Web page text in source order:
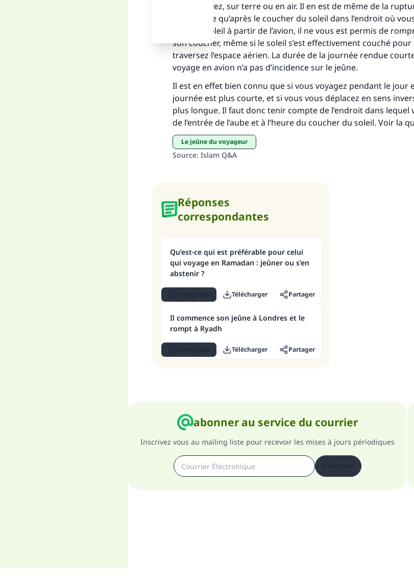
vous trouvez, sur terre ou en air. Il en est de même de la
votre jeûne qu’après le coucher du soleil dans l’endroit où
voyez le soleil à partir de l’avion, il ne vous est permis de
son coucher, même si le soleil s’est effectivement couché
traversez l’espace aérien. La durée de la journée rendue
voyage en avion n’a pas d’incidence sur le jeûne.
Il est en effet bien connu que si vous voyagez pendant le jour
journée est plus courte, et si vous vous déplacez en sens
plus longue. Il faut donc tenir compte de l’endroit dans
de l’entrée de l’aube et à l’heure du coucher du soleil. Voir la
Le jeûne du voyageur
Source: Islam Q&A
Réponses
correspondantes
Qu’est-ce qui est préférable pour celui
qui voyage en Ramadan : jeûner ou s’en
abstenir ?
Télécharger Partager
Il commence son jeûne à Londres et le
rompt à Ryadh
Télécharger Partager
abonner au service du courrier
Inscrivez vous au mailing liste pour recevoir les mises à jours périodiques
Faites une différence dans la vie
personnes grâce à votre
Aidez nous à apporter des
Le Messager d'Allah (Paix sur lui) a
"Celui qui indique une bonne action obtient la